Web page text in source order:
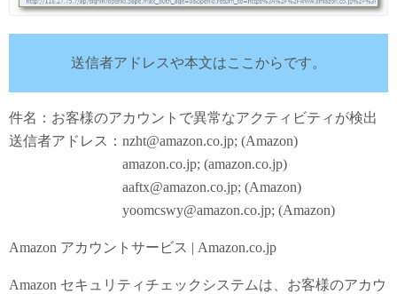
送信者アドレスや本文はここからです。
件名：お客様のアカウントで異常なアクティビティが検出
送信者アドレス：nzht@amazon.co.jp; (Amazon)
amazon.co.jp; (amazon.co.jp)
aaftx@amazon.co.jp; (Amazon)
yoomcswy@amazon.co.jp; (Amazon)
Amazon アカウントサービス | Amazon.co.jp
Amazon セキュリティチェックシステムは、お客様のアカウ